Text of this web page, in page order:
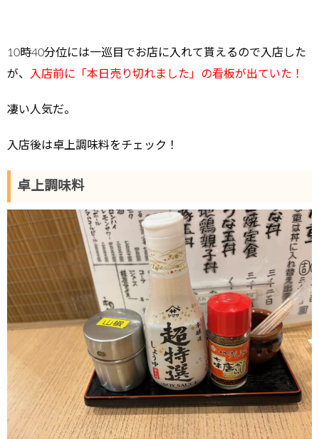
10時40分位には一巡目でお店に入れて貰えるので入店した
が、 入店前に「本日売り切れました」の看板が出ていた！
凄い人気だ。
入店後は卓上調味料をチェック！
卓上調味料